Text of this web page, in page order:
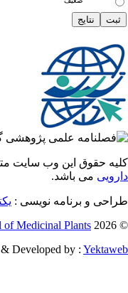
حقوق این وب سایت
می باشد.
و برنامه نویسی :
of Medicinal Plants
& Developed by :